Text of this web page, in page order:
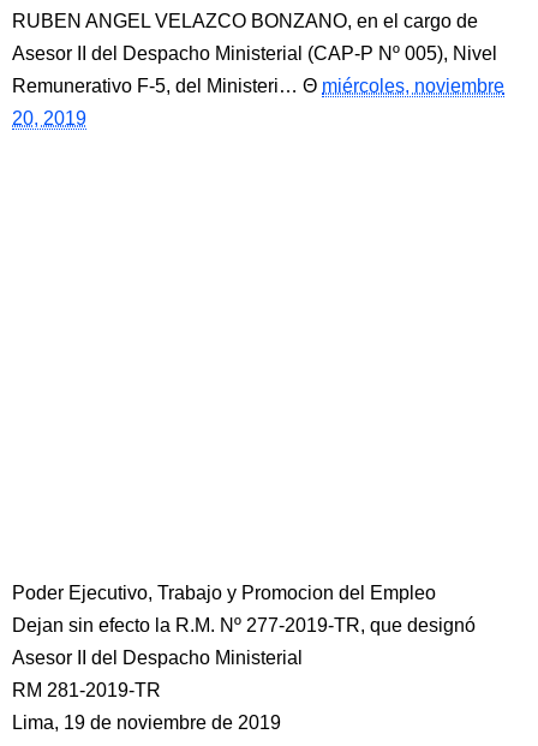
RUBEN ANGEL VELAZCO BONZANO, en el cargo de
Asesor II del Despacho Ministerial (CAP-P Nº 005), Nivel
Remunerativo F-5, del Ministeri…
miércoles, noviembre
20, 2019
Poder Ejecutivo, Trabajo y Promocion del Empleo
Dejan sin efecto la R.M. Nº 277-2019-TR, que designó
Asesor II del Despacho Ministerial
RM 281-2019-TR
Lima, 19 de noviembre de 2019